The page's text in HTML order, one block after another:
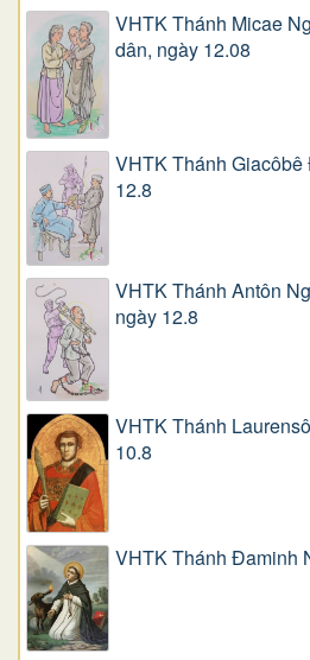
VHTK Thánh Micae
dân, ngày 12.08
VHTK Thánh
12.8
VHTK Thánh Antôn
ngày 12.8
VHTK Thánh
10.8
VHTK Thánh Đaminh